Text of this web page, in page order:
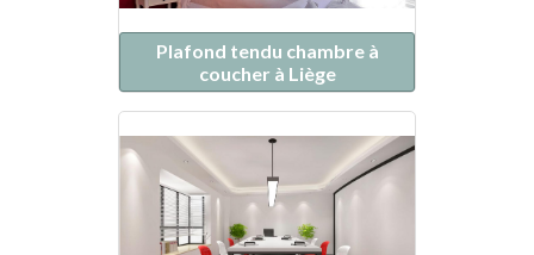
Plafond tendu chambre à
coucher à Liège